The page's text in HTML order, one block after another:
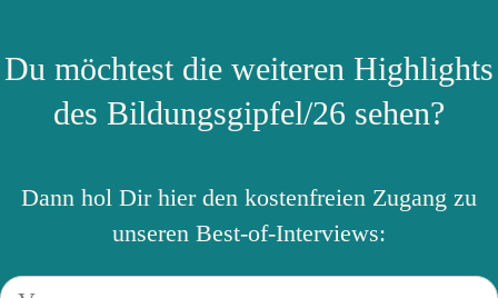
Du möchtest die weiteren Highlights
des Bildungsgipfel/26 sehen?
Dann hol Dir hier den kostenfreien Zugang zu
unseren Best-of-Interviews: